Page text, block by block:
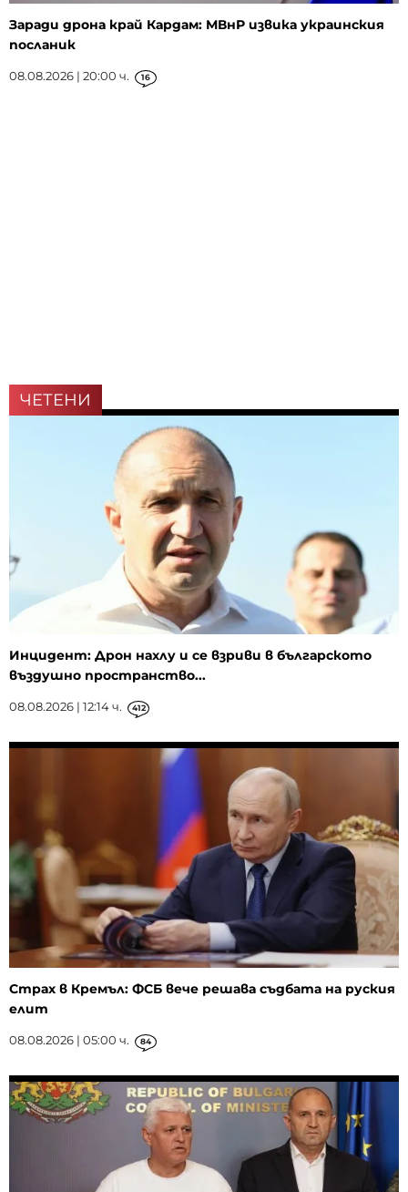
Заради дрона край Кардам: МВнР извика украинския
посланик
08.08.2026 | 20:00 ч. 16
ЧЕТЕНИ
Инцидент: Дрон нахлу и се взриви в българското
въздушно пространство...
08.08.2026 | 12:14 ч. 412
Страх в Кремъл: ФСБ вече решава съдбата на руския
елит
08.08.2026 | 05:00 ч. 84